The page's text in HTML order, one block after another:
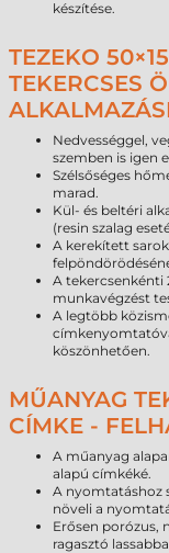
készítése.
TEZEKO
TEKERCSES
Nedvességgel,
szemben is igen
Szélsőséges
marad.
Kül- és beltéri
(resin szalag
A kerekített
A tekercsenkénti
munkavégzést
A legtöbb
köszönhetően.
MŰANYAG
CÍMKE -
A műanyag
alapú címkéké.
A nyomtatáshoz
növeli a
Erősen porózus,
ragasztó